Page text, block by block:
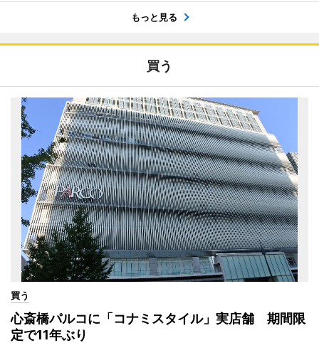
もっと見る
買う
買う
心斎橋パルコに「コナミスタイル」実店舗 期間限
定で11年ぶり